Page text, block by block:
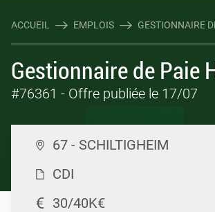
ACCUEIL EMPLOIS GESTIONNAIRE
Gestionnaire de Paie
#76361 - Offre publiée le 17/07
67 - SCHILTIGHEIM
CDI
30/40K€